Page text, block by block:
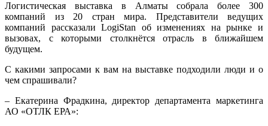
Логистическая выставка в Алматы собрала более 300
компаний из 20 стран мира. Представители ведущих
компаний рассказали LogiStan об изменениях на рынке и
вызовах, с которыми столкнётся отрасль в ближайшем
будущем.
С какими запросами к вам на выставке подходили люди и о
чем спрашивали?
– Екатерина Фрадкина, директор департамента маркетинга
АО «ОТЛК ЕРА»: